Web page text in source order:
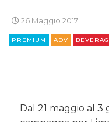
26 Maggio 2017
PREMIUM ADV
Dal 21 maggio al